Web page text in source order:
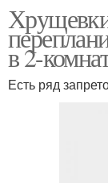
в 2-
Есть ряд